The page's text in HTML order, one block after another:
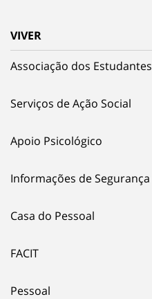
VIVER
Associação dos Estudantes
Serviços de Ação Social
Apoio Psicológico
Informações de Segurança
Casa do Pessoal
FACIT
Pessoal